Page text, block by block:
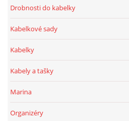
Drobnosti do kabelky
Kabelkové sady
Kabelky
Kabely a tašky
Marina
Organizéry